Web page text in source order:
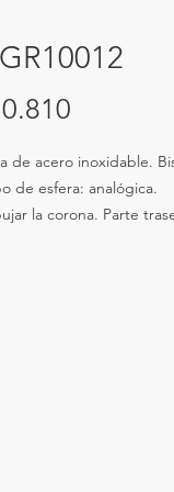
Precio
oferta
de acero inoxidable.
de esfera: analógica.
la corona. Parte